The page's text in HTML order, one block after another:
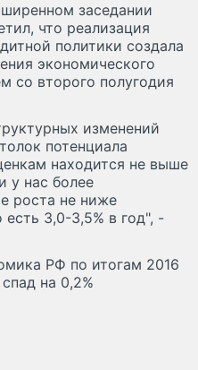
заседании
что реализация
политики создала
экономического
со второго полугодия
изменений
потенциала
находится не выше
у нас более
роста не ниже
3,0-3,5% в год", -
РФ по итогам 2016
на 0,2%